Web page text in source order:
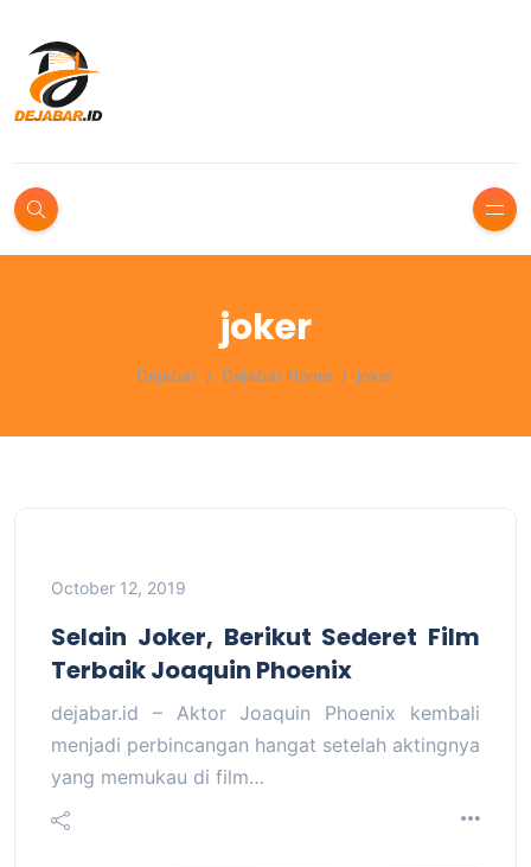
joker
Dejabar Dejabar Home joker
October 12, 2019
Selain Joker, Berikut Sederet Film
Terbaik Joaquin Phoenix
dejabar.id – Aktor Joaquin Phoenix kembali
menjadi perbincangan hangat setelah aktingnya
yang memukau di film…